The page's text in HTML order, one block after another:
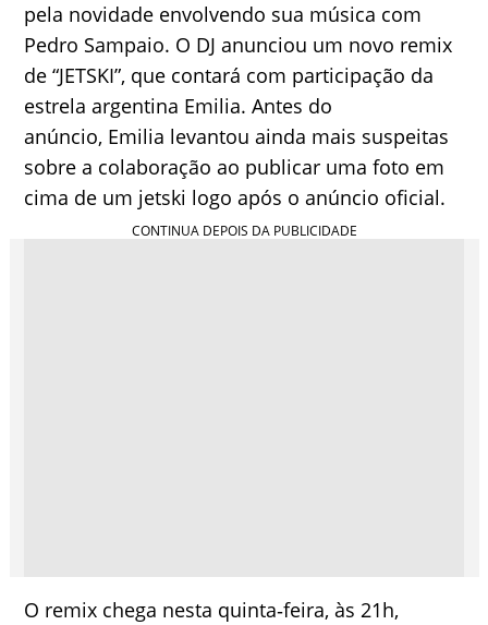
pela novidade envolvendo sua música com
Pedro Sampaio. O DJ anunciou um novo remix
de “JETSKI”, que contará com participação da
estrela argentina Emilia. Antes do
anúncio, Emilia levantou ainda mais suspeitas
sobre a colaboração ao publicar uma foto em
cima de um jetski logo após o anúncio oficial.
O remix chega nesta quinta‑feira, às 21h,